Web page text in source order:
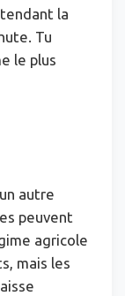
la
Tu
le plus
autre
peuvent
agricole
mais les